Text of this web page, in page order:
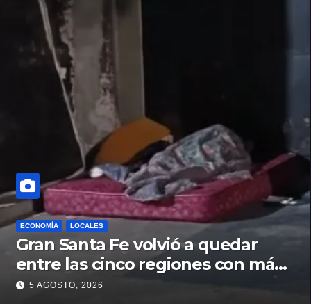
ECONOMÍA LOCALES
Gran Santa Fe volvió a quedar
entre las cinco regiones con más
pobreza del país
5 AGOSTO, 2026